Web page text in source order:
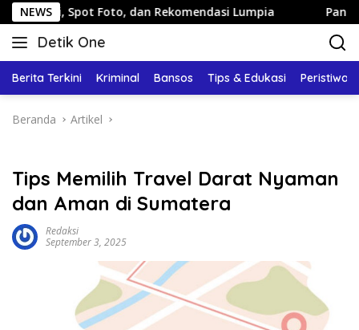
Langsung
ke
konten
NEWS
dan Rekomendasi Lumpia Panduan Wisata
Detik One
Tajam
Fakta
Berita Terkini Kriminal Bansos Tips & Edukasi Peristiwa
Beranda Artikel
Tips Memilih Travel Darat Nyaman
dan Aman di Sumatera
Redaksi
September 3, 2025